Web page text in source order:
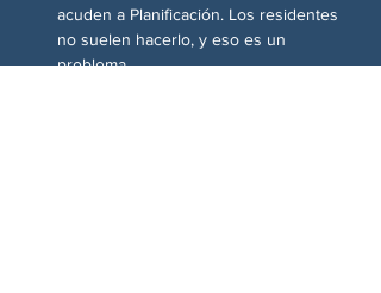
acuden a Planificación. Los residentes
no suelen hacerlo, y eso es un
problema.